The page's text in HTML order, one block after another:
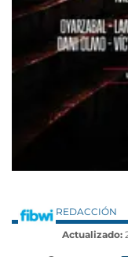
REDACCIÓN
Actualizado: